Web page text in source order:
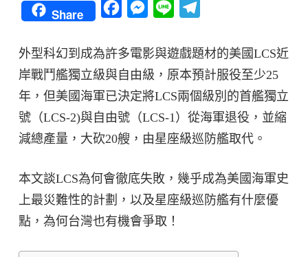
Share FacebookMessenger
Line
外型科幻到成為許多電影與遊戲題材的美國LCS近
岸戰鬥艦獨立級與自由級，原本預計服役至少25
年，但美國海軍已決定將LCS兩個級別的首艦獨立
號（LCS-2)與自由號（LCS-1）從海軍退役，並縮
減總產量，大砍20艘，由星座級巡防艦取代。
本文談LCS為何會徹底失敗，幾乎成為美國海軍史
上最災難性的計劃，以及星座級巡防艦有什麼優
點，為何台灣也有機會爭取！